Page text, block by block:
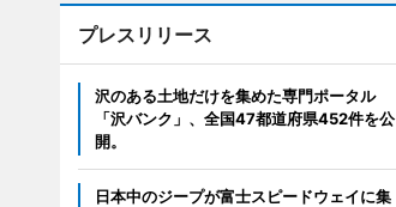
プレスリリース
沢のある土地だけを集めた専門ポータル
「沢バンク」、全国47都道府県452件を公
開。
日本中のジープが富士スピードウェイに集